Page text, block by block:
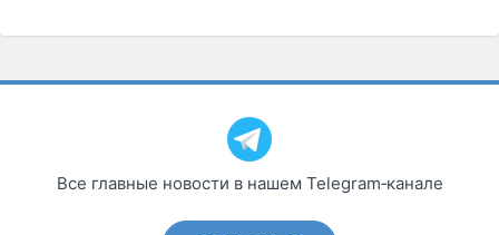
Все главные новости в нашем Telegram‑канале